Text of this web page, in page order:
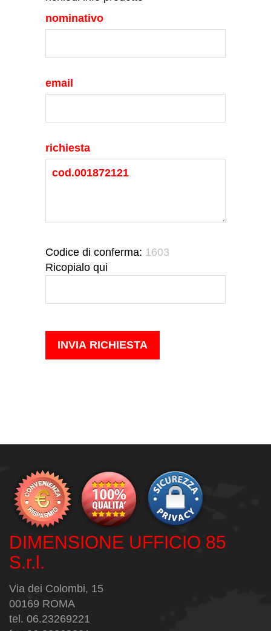
nominativo
email
richiesta
Codice di conferma: 1603
Ricopialo qui
DIMENSIONE UFFICIO 85
S.r.l.
Via dei Colombi, 15
00169 ROMA
tel. 06.23269221